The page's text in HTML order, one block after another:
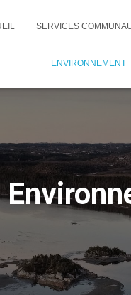
SERVICES
ENVIRONNEMENT